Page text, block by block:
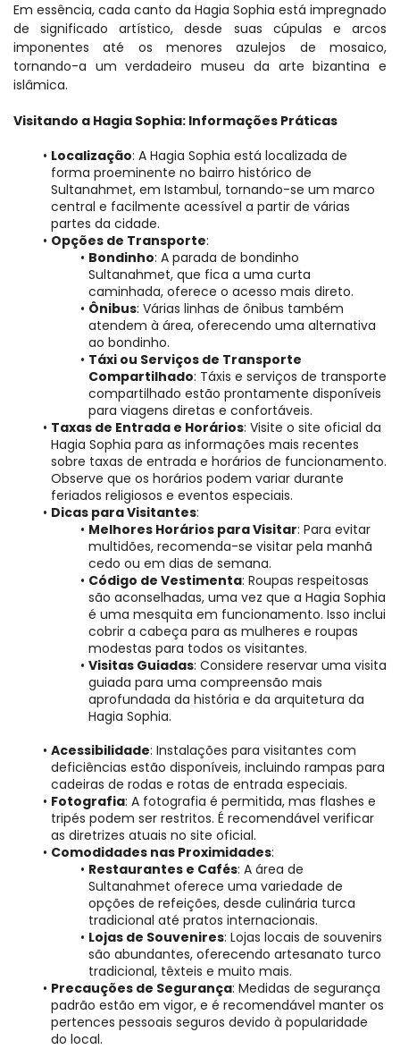
Em essência, cada canto da Hagia Sophia está impregnado
de significado artístico, desde suas cúpulas e arcos
imponentes até os menores azulejos de mosaico,
tornando-a um verdadeiro museu da arte bizantina e
islâmica.
Visitando a Hagia Sophia: Informações Práticas
Localização: A Hagia Sophia está localizada de
forma proeminente no bairro histórico de
Sultanahmet, em Istambul, tornando-se um marco
central e facilmente acessível a partir de várias
partes da cidade.
Opções de Transporte:
Bondinho: A parada de bondinho
Sultanahmet, que fica a uma curta
caminhada, oferece o acesso mais direto.
Ônibus: Várias linhas de ônibus também
atendem à área, oferecendo uma alternativa
ao bondinho.
Táxi ou Serviços de Transporte
Compartilhado: Táxis e serviços de transporte
compartilhado estão prontamente disponíveis
para viagens diretas e confortáveis.
Taxas de Entrada e Horários: Visite o site oficial da
Hagia Sophia para as informações mais recentes
sobre taxas de entrada e horários de funcionamento.
Observe que os horários podem variar durante
feriados religiosos e eventos especiais.
Dicas para Visitantes:
Melhores Horários para Visitar: Para evitar
multidões, recomenda-se visitar pela manhã
cedo ou em dias de semana.
Código de Vestimenta: Roupas respeitosas
são aconselhadas, uma vez que a Hagia Sophia
é uma mesquita em funcionamento. Isso inclui
cobrir a cabeça para as mulheres e roupas
modestas para todos os visitantes.
Visitas Guiadas: Considere reservar uma visita
guiada para uma compreensão mais
aprofundada da história e da arquitetura da
Hagia Sophia.
Acessibilidade: Instalações para visitantes com
deficiências estão disponíveis, incluindo rampas para
cadeiras de rodas e rotas de entrada especiais.
Fotografia: A fotografia é permitida, mas flashes e
tripés podem ser restritos. É recomendável verificar
as diretrizes atuais no site oficial.
Comodidades nas Proximidades:
Restaurantes e Cafés: A área de
Sultanahmet oferece uma variedade de
opções de refeições, desde culinária turca
tradicional até pratos internacionais.
Lojas de Souvenires: Lojas locais de souvenirs
são abundantes, oferecendo artesanato turco
tradicional, têxteis e muito mais.
Precauções de Segurança: Medidas de segurança
padrão estão em vigor, e é recomendável manter os
pertences pessoais seguros devido à popularidade
do local.